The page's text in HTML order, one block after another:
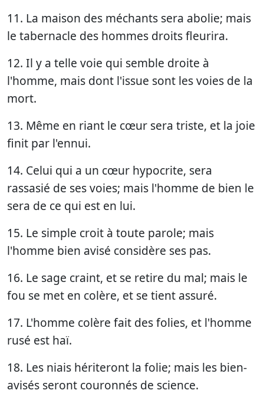
11. La maison des méchants sera abolie; mais
le tabernacle des hommes droits fleurira.
12. Il y a telle voie qui semble droite à
l'homme, mais dont l'issue sont les voies de la
mort.
13. Même en riant le cœur sera triste, et la joie
finit par l'ennui.
14. Celui qui a un cœur hypocrite, sera
rassasié de ses voies; mais l'homme de bien le
sera de ce qui est en lui.
15. Le simple croit à toute parole; mais
l'homme bien avisé considère ses pas.
16. Le sage craint, et se retire du mal; mais le
fou se met en colère, et se tient assuré.
17. L'homme colère fait des folies, et l'homme
rusé est haï.
18. Les niais hériteront la folie; mais les bien-
avisés seront couronnés de science.